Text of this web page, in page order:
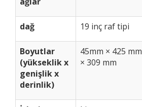
dağ 19 inç raf tipi
Boyutlar
(yükseklik x
genişlik x
derinlik)
45mm × 425 mm
× 309 mm